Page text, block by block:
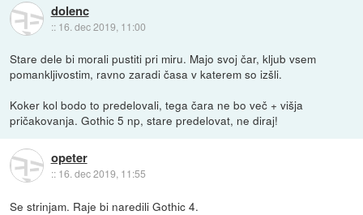
dolenc
:: 16. dec 2019, 11:00
Stare dele bi morali pustiti pri miru. Majo svoj čar, kljub vsem
pomankljivostim, ravno zaradi časa v katerem so izšli.
Koker kol bodo to predelovali, tega čara ne bo več + višja
pričakovanja. Gothic 5 np, stare predelovat, ne diraj!
opeter
:: 16. dec 2019, 11:55
Se strinjam. Raje bi naredili Gothic 4.